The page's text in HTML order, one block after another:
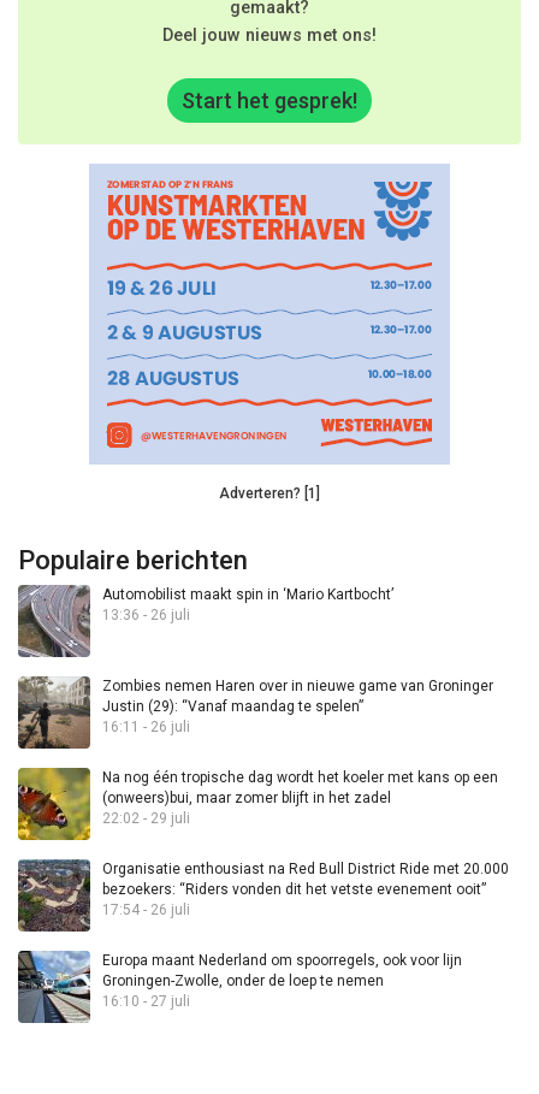
gemaakt?
Deel jouw nieuws met ons!
Start het gesprek!
Adverteren? [1]
Populaire berichten
Automobilist maakt spin in ‘Mario Kartbocht’
13:36 - 26 juli
Zombies nemen Haren over in nieuwe game van Groninger
Justin (29): “Vanaf maandag te spelen”
16:11 - 26 juli
Na nog één tropische dag wordt het koeler met kans op een
(onweers)bui, maar zomer blijft in het zadel
22:02 - 29 juli
Organisatie enthousiast na Red Bull District Ride met 20.000
bezoekers: “Riders vonden dit het vetste evenement ooit”
17:54 - 26 juli
Europa maant Nederland om spoorregels, ook voor lijn
Groningen-Zwolle, onder de loep te nemen
16:10 - 27 juli